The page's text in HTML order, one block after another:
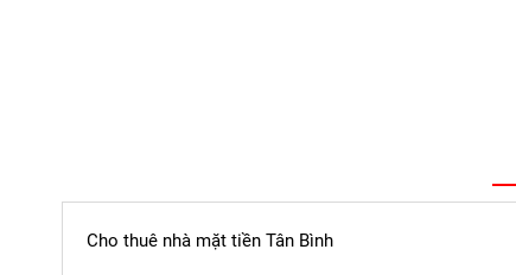
Cho thuê nhà mặt tiền Tân Bình